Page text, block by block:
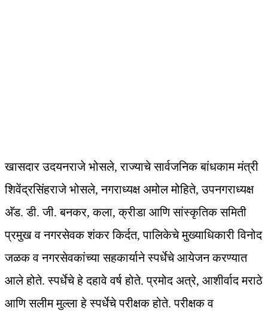
खासदार उदयनराजे भोसले, राज्याचे सार्वजनिक बांधकाम मंत्री
शिवेंद्रसिंहराजे भोसले, नगराध्यक्ष अमोल मोहिते, उपनगराध्यक्ष
अ‍ॅड. डी. जी. बनकर, कला, क्रीडा आणि सांस्कृतिक समिती
प्रमुख व नगरसेवक शंकर किर्दत, पालिकेचे मुख्याधिकारी विनोद
जळक व नगरसेवकांच्या सहकार्याने स्पर्धेचे आयेजन करण्यात
आले होते. स्पर्धेचे हे दहावे वर्ष होते. प्रमोद अत्रे, आशीर्वाद मराठे
आणि सलीम मुल्ला हे स्पर्धेचे परीक्षक होते. परीक्षक व